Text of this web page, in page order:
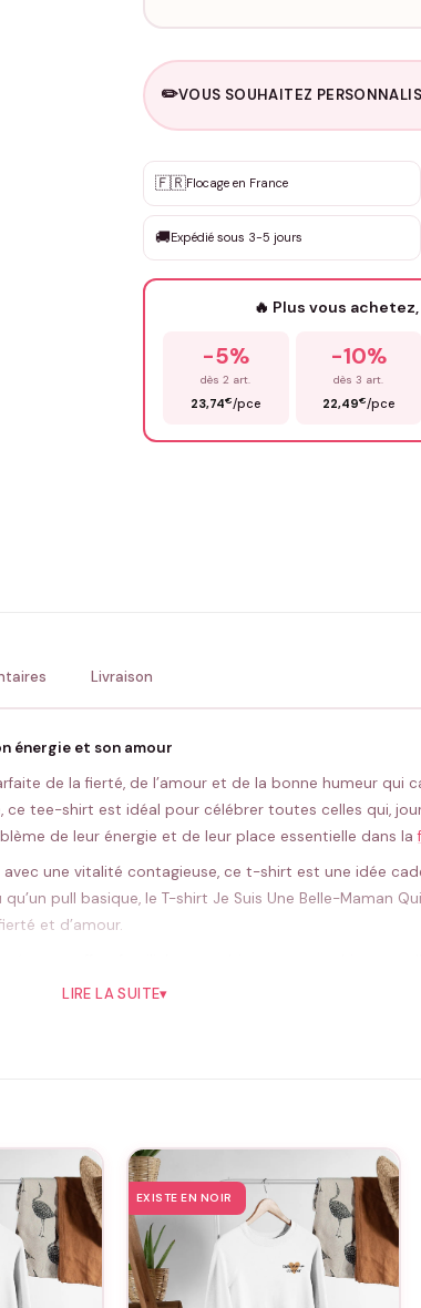
✏️VOUS SOUHAITEZ
✨ Personnalisation sur mesure
DEVIS GRATUIT · Personnalisation
Que souhaitez-vous ?
🇫🇷Flocage en France
🚚Expédié sous 3-5 jours
🔥 Plus vous
-5%
dès 2 art.
23,74€/pce
-10%
dès 3 art.
22,49€/pce
Livraison
énergie et son amour
de la fierté, de l’amour et de la bonne humeur qui
ce tee-shirt est idéal pour célébrer toutes celles qui,
de leur énergie et de leur place essentielle dans la
une vitalité contagieuse, ce t-shirt est une idée
pull basique, le T-shirt Je Suis Une Belle-Maman
et d’amour.
les esprits lors des fêtes de famille, en mettant
LIRE LA SUITE▾
EXISTE EN NOIR